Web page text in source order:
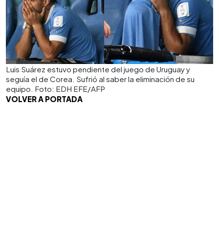
Luis Suárez estuvo pendiente del juego de Uruguay y
seguía el de Corea. Sufrió al saber la eliminación de su
equipo. Foto: EDH EFE/AFP
VOLVER A PORTADA